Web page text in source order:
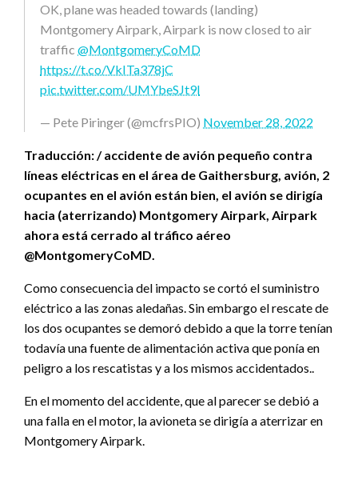
OK, plane was headed towards (landing)
Montgomery Airpark, Airpark is now closed to air
traffic @MontgomeryCoMD
https://t.co/VkITa378jC
pic.twitter.com/UMYbeSJt9l
— Pete Piringer (@mcfrsPIO) November 28, 2022
Traducción: / accidente de avión pequeño contra
líneas eléctricas en el área de Gaithersburg, avión, 2
ocupantes en el avión están bien, el avión se dirigía
hacia (aterrizando) Montgomery Airpark, Airpark
ahora está cerrado al tráfico aéreo
@MontgomeryCoMD.
Como consecuencia del impacto se cortó el suministro
eléctrico a las zonas aledañas. Sin embargo el rescate de
los dos ocupantes se demoró debido a que la torre tenían
todavía una fuente de alimentación activa que ponía en
peligro a los rescatistas y a los mismos accidentados..
En el momento del accidente, que al parecer se debió a
una falla en el motor, la avioneta se dirigía a aterrizar en
Montgomery Airpark.